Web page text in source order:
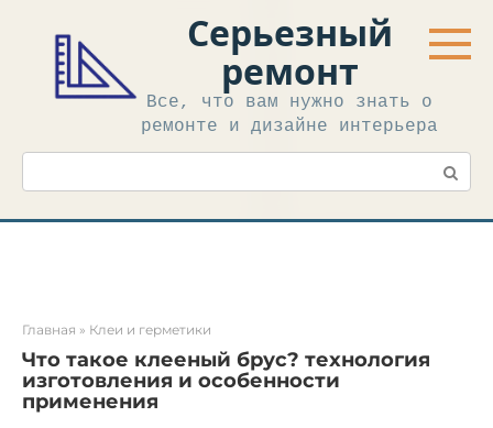
контенту
Серьезный
ремонт
Все, что вам нужно знать о
ремонте и дизайне интерьера
Поиск:
Главная » Клеи и герметики
Что такое клееный брус? технология
изготовления и особенности
применения